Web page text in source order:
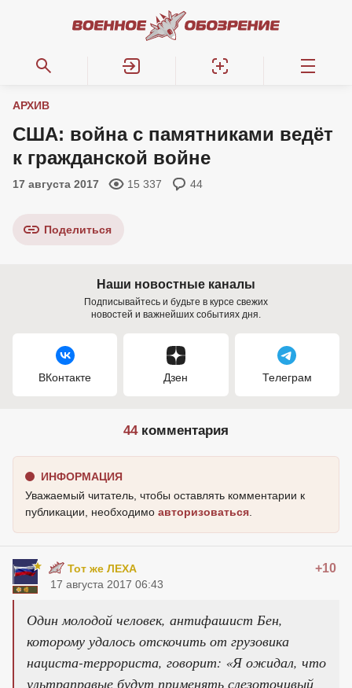
АРХИВ
США: война с памятниками ведёт
к гражданской войне
17 августа 2017 15 337 44
Поделиться
Наши новостные каналы
Подписывайтесь и будьте в курсе свежих
новостей и важнейших событиях дня.
ВКонтакте Дзен Телеграм
44комментария
ИНФОРМАЦИЯ
Уважаемый читатель, чтобы оставлять комментарии к
публикации, необходимо авторизоваться
Тот же ЛЕХА +10
17 августа 2017 06:43
Один молодой человек, антифашист Бен,
которому удалось отскочить от грузовика
нациста-террориста, говорит: «Я ожидал, что
ультраправые будут применять слезоточивый